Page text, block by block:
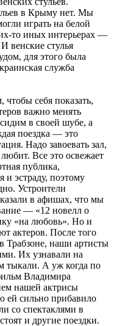
в Крыму нет. Мы
играть на белой
то иных интерьерах —
венские стулья
для этого была
служба
себя показать,
важно менять
в своей шубе, а
поездка — это
Надо завоевать зал,
Все это освежает
публика,
и эстраду, поэтому
Устроители
в афишах, что мы
— «12 новелл о
«на любовь». Но и
актеров. После того
Трабзоне, наши артисты
Их узнавали на
тыкали. А уж когда по
Владимира
нашей актрисы
ей сильно прибавило
со спектаклями в
и другие поездки.